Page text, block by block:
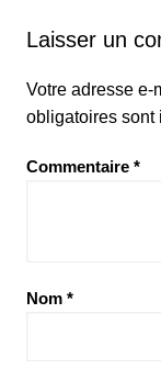
Laisser un
Votre adresse e-
obligatoires sont
Commentaire *
Nom *